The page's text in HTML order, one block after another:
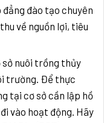
đào tạo chuyên
về nguồn lợi, tiêu
sở nuôi trồng thủy
trường. Để thực
tại cơ sở cần lập hồ
vào hoạt động. Hãy